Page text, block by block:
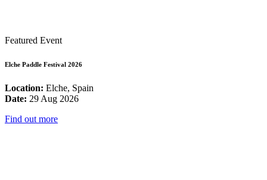
Featured Event
Elche Paddle Festival 2026
Location: Elche, Spain
Date: 29 Aug 2026
Find out more